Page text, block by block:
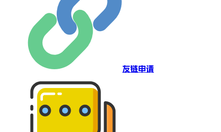
友链申请